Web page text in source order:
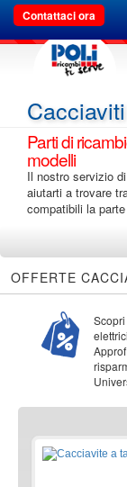
Contattaci ora
Parti di
modelli
Il nostro servizio
aiutarti a trovare
compatibili la
OFFERTE